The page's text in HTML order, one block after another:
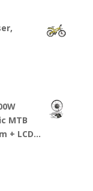
MTB
+ LCD…